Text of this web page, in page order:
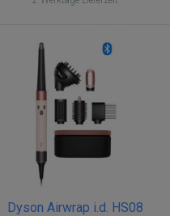
Dyson Airwrap i.d. HS08